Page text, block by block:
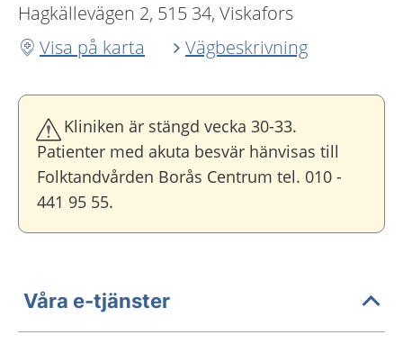
Hagkällevägen 2, 515 34, Viskafors
Visa på karta
Vägbeskrivning
Kliniken är stängd vecka 30-33.
Patienter med akuta besvär hänvisas till
Folktandvården Borås Centrum tel. 010 -
441 95 55.
Våra e-tjänster